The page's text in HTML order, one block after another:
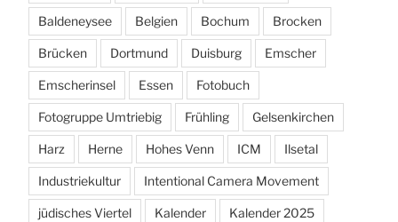
Baldeneysee Belgien Bochum Brocken
Brücken Dortmund Duisburg Emscher
Emscherinsel Essen Fotobuch
Fotogruppe Umtriebig Frühling Gelsenkirchen
Harz Herne Hohes Venn ICM Ilsetal
Industriekultur Intentional Camera Movement
jüdisches Viertel Kalender Kalender 2025